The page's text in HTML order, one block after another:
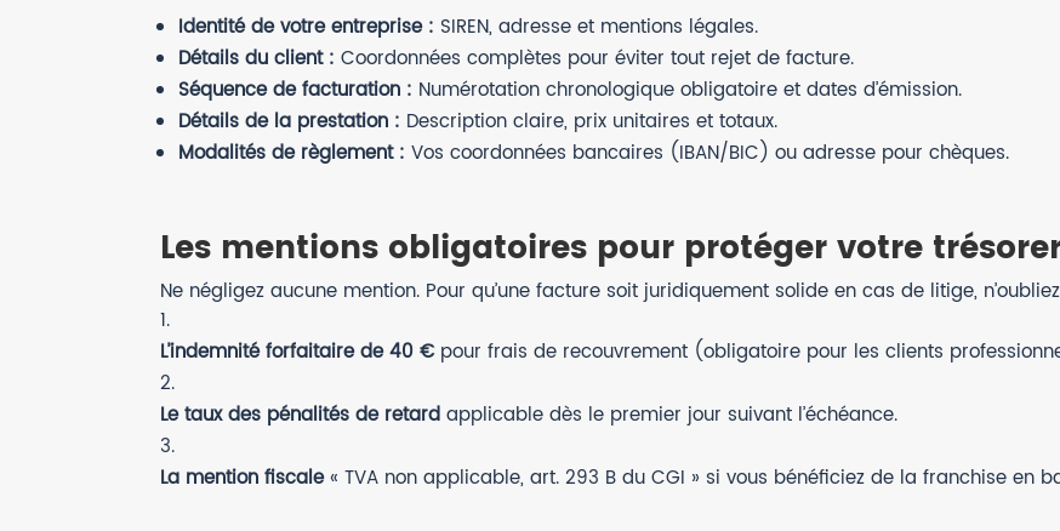
Identité de votre entreprise : SIREN, adresse et mentions légales.
Détails du client : Coordonnées complètes pour éviter tout rejet de facture.
Séquence de facturation : Numérotation chronologique obligatoire et dates d’émission.
Détails de la prestation : Description claire, prix unitaires et totaux.
Modalités de règlement : Vos coordonnées bancaires (IBAN/BIC) ou adresse pour chèques.
Les mentions obligatoires pour protéger votre
Ne négligez aucune mention. Pour qu’une facture soit juridiquement solide en cas de litige,
L’indemnité forfaitaire de 40 €pour frais de recouvrement (obligatoire pour les clients
Le taux des pénalités de retard applicable dès le premier jour suivant l’échéance.
La mention fiscale« TVA non applicable, art. 293 B du CGI » si vous bénéficiez de la franchise en